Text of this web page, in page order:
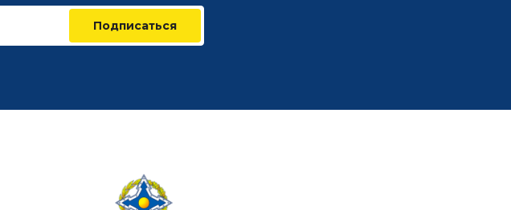
Подписаться